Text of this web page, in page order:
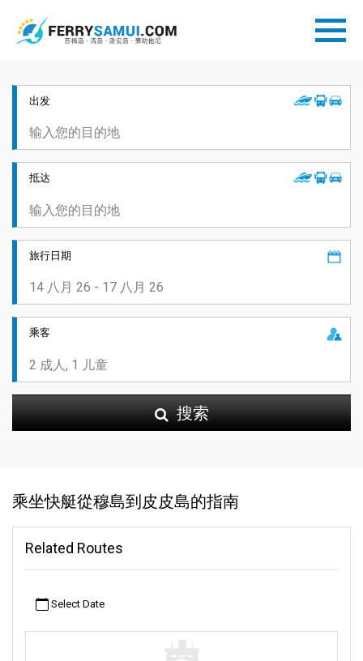
出发
抵达
旅行日期
乘客
搜索
乘坐快艇從穆島到皮皮島的指南
Related Routes
Select Date